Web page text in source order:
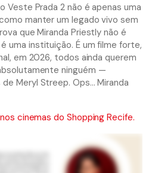
Veste Prada 2 não é apenas uma
manter um legado vivo sem
que Miranda Priestly não é
uma instituição. É um filme forte,
em 2026, todos ainda querem
ninguém —
Meryl Streep. Ops... Miranda
nos cinemas do Shopping Recife.